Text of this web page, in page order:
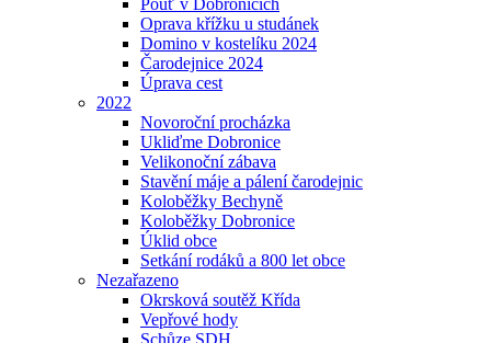
Pouť v Dobronicích
Oprava křížku u studánek
Domino v kostelíku 2024
Čarodejnice 2024
Úprava cest
2022
Novoroční procházka
Ukliďme Dobronice
Velikonoční zábava
Stavění máje a pálení čarodejnic
Koloběžky Bechyně
Koloběžky Dobronice
Úklid obce
Setkání rodáků a 800 let obce
Nezařazeno
Okrsková soutěž Křída
Vepřové hody
Schůze SDH